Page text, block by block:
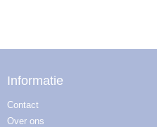
Informatie
Contact
Over ons